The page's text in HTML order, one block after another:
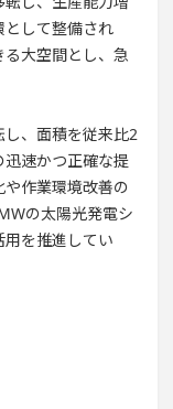
として整備され
大空間とし、急
、面積を従来比2
速かつ正確な提
作業環境改善の
の太陽光発電シ
を推進してい